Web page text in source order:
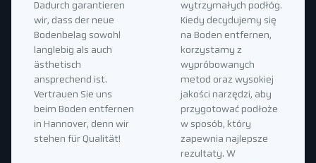
wytrzymałych podłóg.
Kiedy decydujemy się
na Boden entfernen,
korzystamy z
wypróbowanych
metod oraz wysokiej
jakości narzędzi, aby
przygotować podłoże
w sposób, który
zapewnia najlepsze
rezultaty. W
Dadurch garantieren
wir, dass der neue
Bodenbelag sowohl
langlebig als auch
ästhetisch
ansprechend ist.
Vertrauen Sie uns
beim Boden entfernen
in Hannover, denn wir
stehen für Qualität!